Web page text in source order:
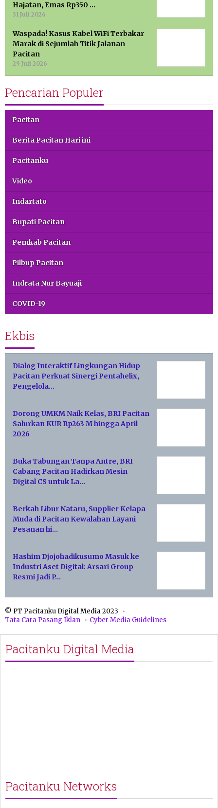
Hajatan, Emas Rp350 …
31 Juli 2026
Waspada! Kasus Kabel WiFi Terbakar
Marak di Sejumlah Titik Jalanan
Pacitan
29 Juli 2026
Pencarian Populer
Pacitan
Berita Pacitan Hari ini
Pacitanku
Video
Indartato
Bupati Pacitan
Pemkab Pacitan
Pilbup Pacitan
Indrata Nur Bayuaji
COVID-19
Ekbis
Dialog Interaktif Lingkungan Hidup
Pacitan Perkuat Sinergi Pentahelix,
Pengelola…
Dorong UMKM Naik Kelas, BRI Pacitan
Salurkan KUR Rp263 M hingga April
2026
Buka Tabungan Tanpa Antre, BRI
Cabang Pacitan Hadirkan Mesin
Digital CS untuk La…
Berkah Libur Nataru, Supplier Kelapa
Muda di Pacitan Kewalahan Layani
Pesanan hi…
Hashim Djojohadikusumo Masuk ke
Industri Aset Digital: Arsari Group
Resmi Jadi P…
© PT Pacitanku Digital Media 2023
Tata Cara Pasang Iklan
Cyber Media Guidelines
Pacitanku Digital Media
Pacitanku Networks